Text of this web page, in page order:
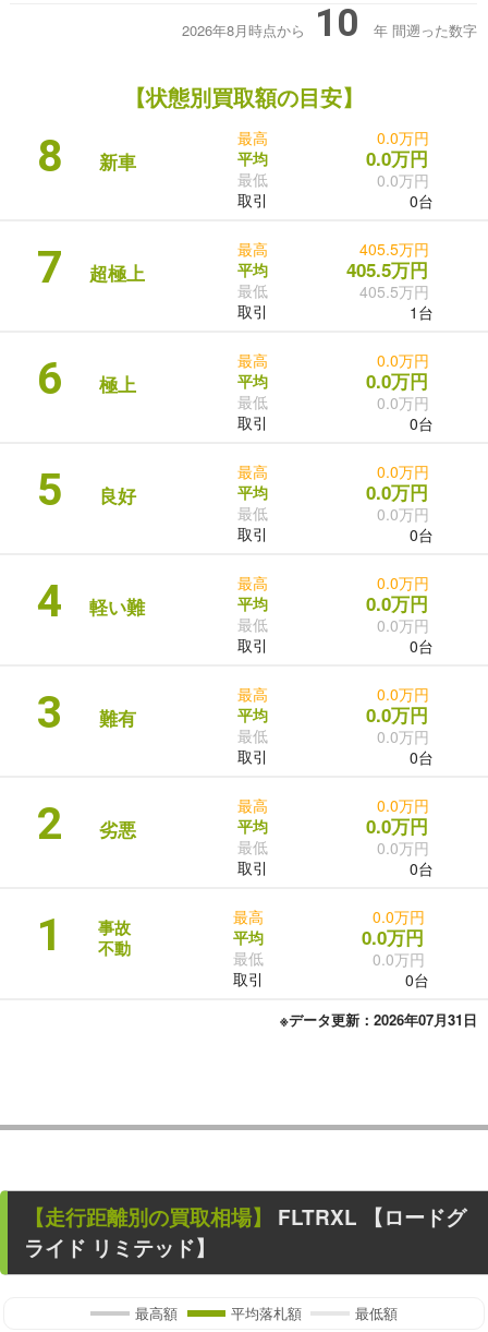
2026年8月時点から 10 年 間遡った数字
【状態別買取額の目安】
8 新車
最高
平均
最低
取引
0.0万円
0.0万円
0.0万円
0台
7 超極上
最高
平均
最低
取引
405.5万円
405.5万円
405.5万円
1台
6 極上
最高
平均
最低
取引
0.0万円
0.0万円
0.0万円
0台
5 良好
最高
平均
最低
取引
0.0万円
0.0万円
0.0万円
0台
4 軽い難
最高
平均
最低
取引
0.0万円
0.0万円
0.0万円
0台
3 難有
最高
平均
最低
取引
0.0万円
0.0万円
0.0万円
0台
2 劣悪
最高
平均
最低
取引
0.0万円
0.0万円
0.0万円
0台
1
事故
不動
最高
平均
最低
取引
0.0万円
0.0万円
0.0万円
0台
※データ更新：2026年07月31日
【走行距離別の買取相場】
FLTRXL 【ロードグ
ライド リミテッド】
最高額 平均落札額 最低額